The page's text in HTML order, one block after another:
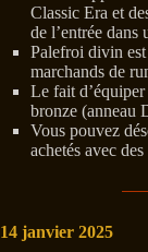
Classic Era et
de l’entrée dans
Palefroi divin est
marchands de
Le fait
bronze (anneau
Vous pouvez
achetés avec
14 janvier 2025